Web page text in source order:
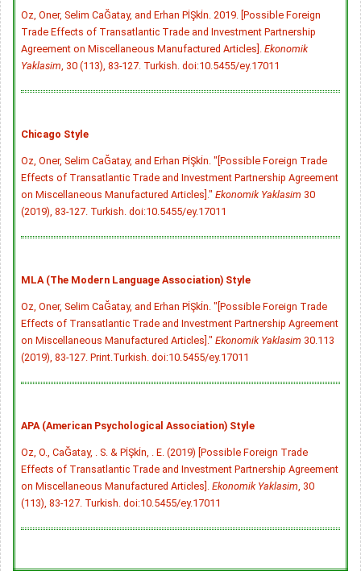
Oz, Oner, Selim CaĞatay, and Erhan PİŞkİn. 2019. [Possible Foreign
Trade Effects of Transatlantic Trade and Investment Partnership
Agreement on Miscellaneous Manufactured Articles]. Ekonomik
Yaklasim , 30 (113), 83-127. Turkish. doi:10.5455/ey.17011
Chicago Style
Oz, Oner, Selim CaĞatay, and Erhan PİŞkİn. "[Possible Foreign Trade
Effects of Transatlantic Trade and Investment Partnership Agreement
on Miscellaneous Manufactured Articles]." Ekonomik Yaklasim 30
(2019), 83-127. Turkish. doi:10.5455/ey.17011
MLA (The Modern Language Association) Style
Oz, Oner, Selim CaĞatay, and Erhan PİŞkİn. "[Possible Foreign Trade
Effects of Transatlantic Trade and Investment Partnership Agreement
on Miscellaneous Manufactured Articles]." Ekonomik Yaklasim 30.113
(2019), 83-127. Print.Turkish. doi:10.5455/ey.17011
APA (American Psychological Association) Style
Oz, O., CaĞatay, . S. & PİŞkİn, . E. (2019) [Possible Foreign Trade
Effects of Transatlantic Trade and Investment Partnership Agreement
on Miscellaneous Manufactured Articles]. Ekonomik Yaklasim , 30
(113), 83-127. Turkish. doi:10.5455/ey.17011